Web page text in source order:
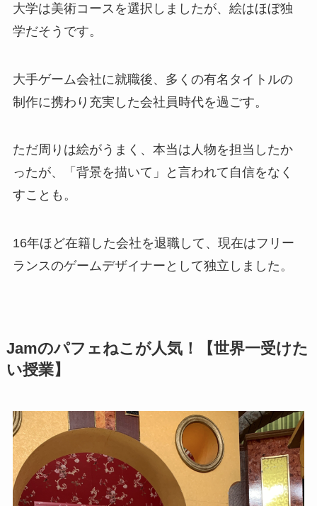
大学は美術コースを選択しましたが、絵はほぼ独
学だそうです。
大手ゲーム会社に就職後、多くの有名タイトルの
制作に携わり充実した会社員時代を過ごす。
ただ周りは絵がうまく、本当は人物を担当したか
ったが、「背景を描いて」と言われて自信をなく
すことも。
16年ほど在籍した会社を退職して、現在はフリー
ランスのゲームデザイナーとして独立しました。
Jamのパフェねこが人気！【世界一受けた
い授業】